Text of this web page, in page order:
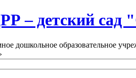
– детский
дошкольное образовательное